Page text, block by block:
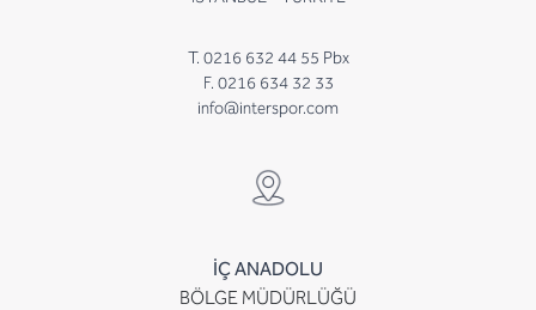
T. 0216 632 44 55 Pbx
F. 0216 634 32 33
info@interspor.com
İÇ ANADOLU
BÖLGE MÜDÜRLÜĞÜ